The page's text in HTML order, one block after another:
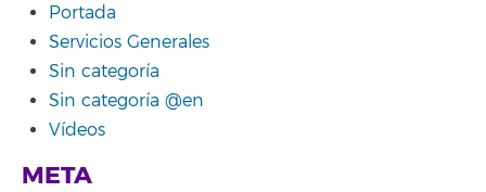
Portada
Servicios Generales
Sin categoría
Sin categoría @en
Vídeos
META